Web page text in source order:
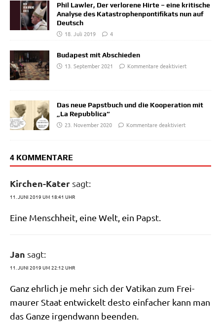
Phil Lawler, Der verlorene Hirte – eine kritische
Analyse des Katastrophenpontifikats nun auf
Deutsch
18. Juli 2019
4
Budapest mit Abschieden
13. September 2021
Kommentare deaktiviert
Das neue Papstbuch und die Kooperation mit
„La Repubblica“
23. November 2020
Kommentare deaktiviert
4 KOMMENTARE
Kirchen-Kater sagt:
11. JUNI 2019 UM 18:41 UHR
Eine Mensch­heit, eine Welt, ein Papst.
Jan sagt:
11. JUNI 2019 UM 22:12 UHR
Ganz ehr­lich je mehr sich der Vati­kan zum Frei­
mau­rer Staat ent­wickelt desto ein­fa­cher kann man
das Gan­ze irgend­wann beenden.